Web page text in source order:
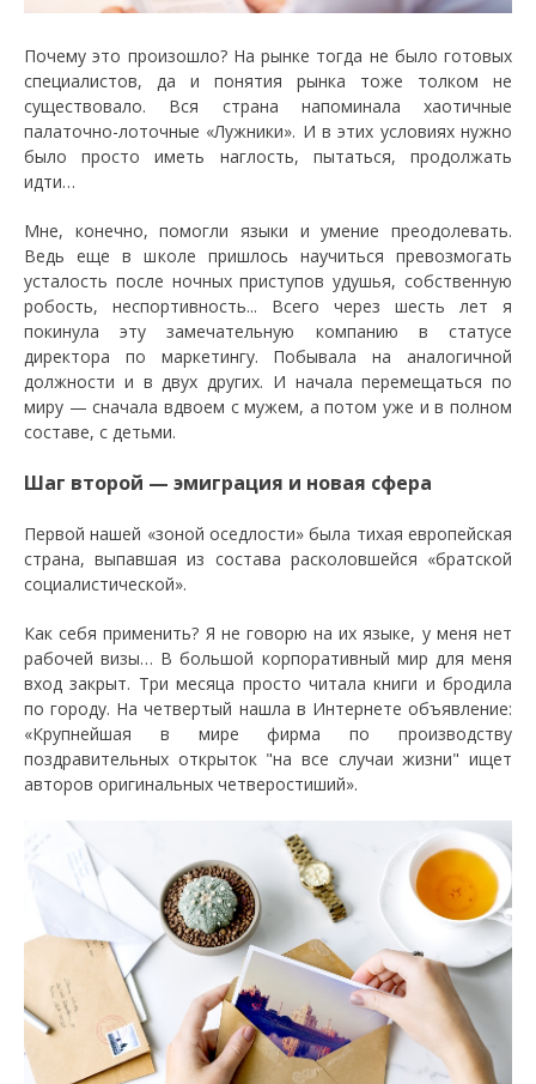
Почему это произошло? На рынке тогда не было готовых
специалистов, да и понятия рынка тоже толком не
существовало. Вся страна напоминала хаотичные
палаточно-лоточные «Лужники». И в этих условиях нужно
было просто иметь наглость, пытаться, продолжать
идти…
Мне, конечно, помогли языки и умение преодолевать.
Ведь еще в школе пришлось научиться превозмогать
усталость после ночных приступов удушья, собственную
робость, неспортивность... Всего через шесть лет я
покинула эту замечательную компанию в статусе
директора по маркетингу. Побывала на аналогичной
должности и в двух других. И начала перемещаться по
миру — сначала вдвоем с мужем, а потом уже и в полном
составе, с детьми.
Шаг второй — эмиграция и новая сфера
Первой нашей «зоной оседлости» была тихая европейская
страна, выпавшая из состава расколовшейся «братской
социалистической».
Как себя применить? Я не говорю на их языке, у меня нет
рабочей визы… В большой корпоративный мир для меня
вход закрыт. Три месяца просто читала книги и бродила
по городу. На четвертый нашла в Интернете объявление:
«Крупнейшая в мире фирма по производству
поздравительных открыток "на все случаи жизни" ищет
авторов оригинальных четверостиший».